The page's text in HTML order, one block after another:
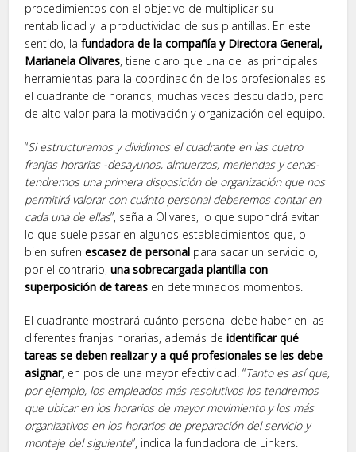
procedimientos con el objetivo de multiplicar su
rentabilidad y la productividad de sus plantillas. En este
sentido, lafundadora de la compañía y Directora General,
Marianela Olivares, tiene claro que una de las principales
herramientas para la coordinación de los profesionales es
el cuadrante de horarios, muchas veces descuidado, pero
de alto valor para la motivación y organización del equipo.
“Si estructuramos y dividimos el cuadrante en las cuatro
franjas horarias -desayunos, almuerzos, meriendas y cenas-
tendremos una primera disposición de organización que nos
permitirá valorar con cuánto personal deberemos contar en
cada una de ellas”, señala Olivares, lo que supondrá evitar
lo que suele pasar en algunos establecimientos que, o
bien sufrenescasez de personal para sacar un servicio o,
por el contrario,una sobrecargada plantilla con
superposición de tareas en determinados momentos.
El cuadrante mostrará cuánto personal debe haber en las
diferentes franjas horarias, además deidentificar qué
tareas se deben realizar y a qué profesionales se les debe
asignar, en pos de una mayor efectividad. “Tanto es así que,
por ejemplo, los empleados más resolutivos los tendremos
que ubicar en los horarios de mayor movimiento y los más
organizativos en los horarios de preparación del servicio y
montaje del siguiente”, indica la fundadora de Linkers.